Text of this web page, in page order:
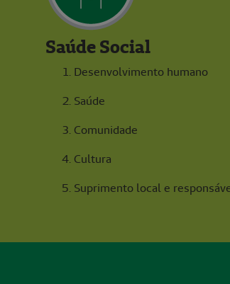
Saúde Social
Desenvolvimento humano
Saúde
Comunidade
Cultura
Suprimento local e